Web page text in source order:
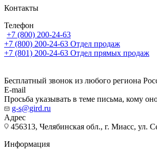
Контакты
Телефон
+7 (800) 200-24-63
+7 (800) 200-24-63 Отдел продаж
+7 (801) 200-24-63 Отдел прямых продаж
Бесплатный звонок из любого региона
E-mail
Просьба указывать в теме письма, кому
g-s@gird.ru
Адрес
456313, Челябинская обл., г. Миасс, ул.
Информация